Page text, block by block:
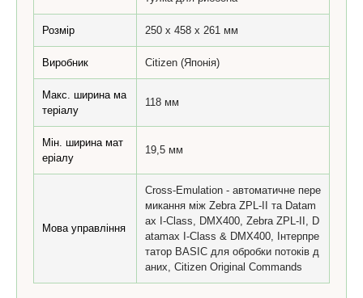
Розмір 250 x 458 x 261 мм
Виробник Citizen (Японія)
Макс. ширина ма
теріалу
118 мм
Мін. ширина мат
еріалу
19,5 мм
Мова управління
Cross-Emulation - автоматичне пере
микання між Zebra ZPL-II та Datam
ax I-Class, DMX400, Zebra ZPL-II, D
atamax I-Class & DMX400, Інтерпре
татор BASIC для обробки потоків д
аних, Citizen Original Commands